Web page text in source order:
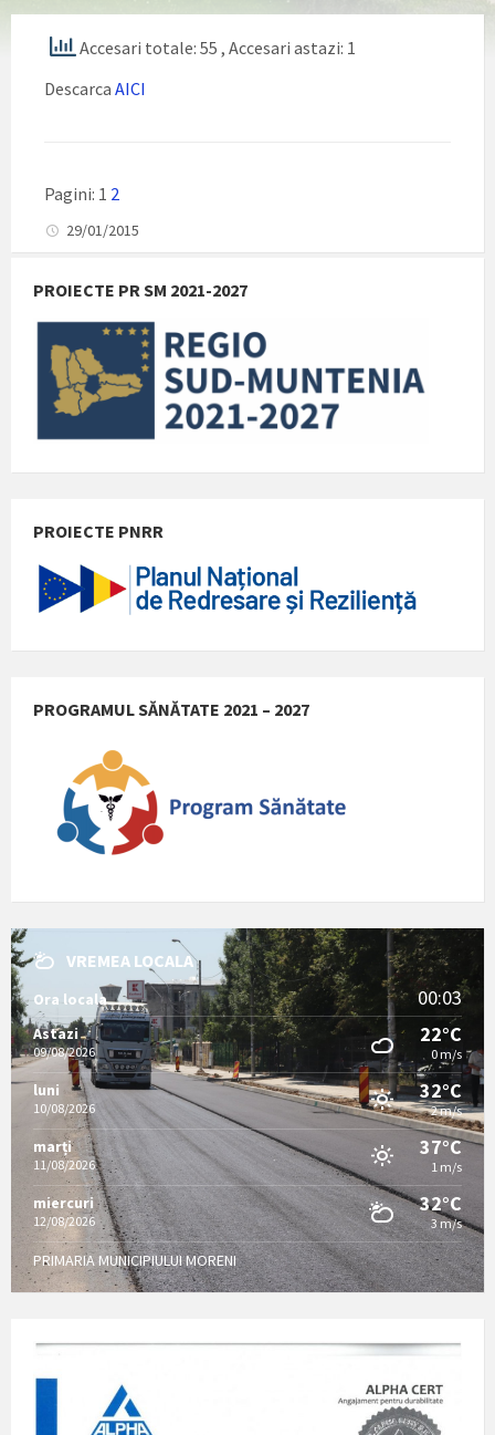
Accesari totale: 55 , Accesari astazi: 1
Descarca AICI
Pagini: 1 2
29/01/2015
PROIECTE PR SM 2021-2027
PROIECTE PNRR
PROGRAMUL SĂNĂTATE 2021 – 2027
VREMEA LOCALA
Ora locala 00:03
Astazi
09/08/2026
22°C
0 m/s
luni
10/08/2026
32°C
2 m/s
marți
11/08/2026
37°C
1 m/s
miercuri
12/08/2026
32°C
3 m/s
PRIMARIA MUNICIPIULUI MORENI